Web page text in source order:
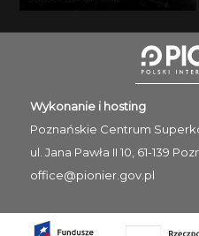
Polaków XX i XXI wieku –
Wykonanie i hosting
Poznańskie Centrum
ul. Jana Pawła II 10, 61-139
office@pionier.gov.pl